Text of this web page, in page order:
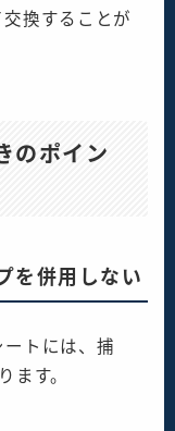
換することが
のポイン
を併用しない
トには、捕
ます。